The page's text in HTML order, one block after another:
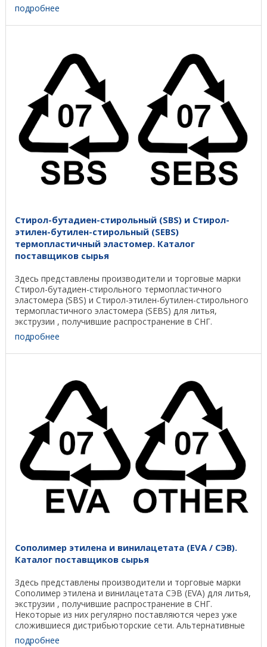
подробнее
Стирол-бутадиен-стирольный (SBS) и Стирол-
этилен-бутилен-стирольный (SEBS)
термопластичный эластомер. Каталог
поставщиков сырья
Здесь представлены производители и торговые марки
Стирол-бутадиен-стирольного термопластичного
эластомера (SBS) и Стирол-этилен-бутилен-стирольного
термопластичного эластомера (SEBS) для литья,
экструзии , получившие распространение в СНГ.
Некоторые ...
подробнее
Сополимер этилена и винилацетата (EVA / СЭВ).
Каталог поставщиков сырья
Здесь представлены производители и торговые марки
Сополимер этилена и винилацетата СЭВ (EVA) для литья,
экструзии , получившие распространение в СНГ.
Некоторые из них регулярно поставляются через уже
сложившиеся дистрибьюторские сети. Альтернативные
...
подробнее